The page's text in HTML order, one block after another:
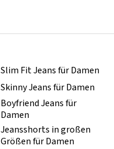
Slim Fit Jeans für Damen
Skinny Jeans für Damen
Boyfriend Jeans für
Damen
Jeansshorts in großen
Größen für Damen